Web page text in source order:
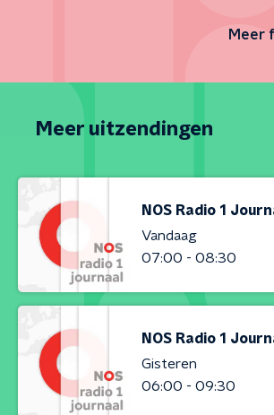
Meer
Meer uitzendingen
NOS Radio 1
Vandaag
07:00 - 08:30
NOS Radio 1
Gisteren
06:00 - 09:30